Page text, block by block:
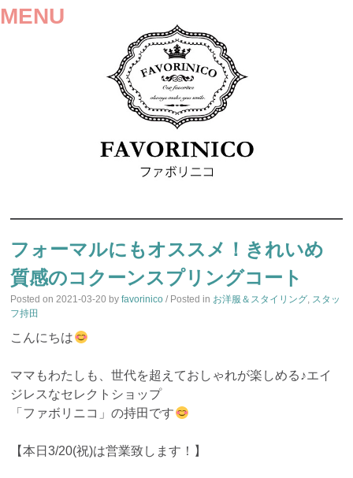
MENU
TO
フォーマルにもオススメ！きれいめ
質感のコクーンスプリングコート
Posted on2021-03-20 byfavorinico / Posted in お洋服＆スタイリング, スタッ
フ持田
こんにちは
ママもわたしも、世代を超えておしゃれが楽しめる♪エイ
ジレスなセレクトショップ
「ファボリニコ」の持田です
【本日3/20(祝)は営業致します！】